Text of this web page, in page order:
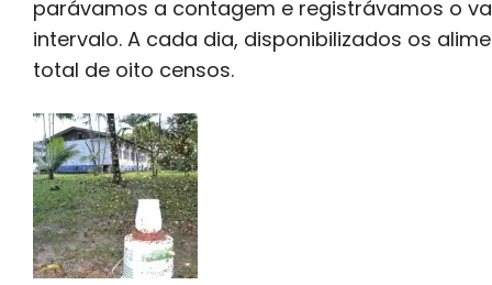
parávamos a contagem e registrávamos o
intervalo. A cada dia, disponibilizados os
total de oito censos.